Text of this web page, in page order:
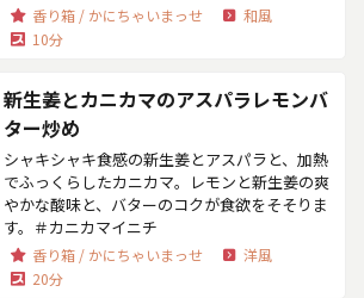
香り箱 / かにちゃいまっせ
和風
10分
新生姜とカニカマのアスパラレモンバ
ター炒め
シャキシャキ食感の新生姜とアスパラと、加熱
でふっくらしたカニカマ。レモンと新生姜の爽
やかな酸味と、バターのコクが食欲をそそりま
す。＃カニカマイニチ
香り箱 / かにちゃいまっせ
洋風
20分